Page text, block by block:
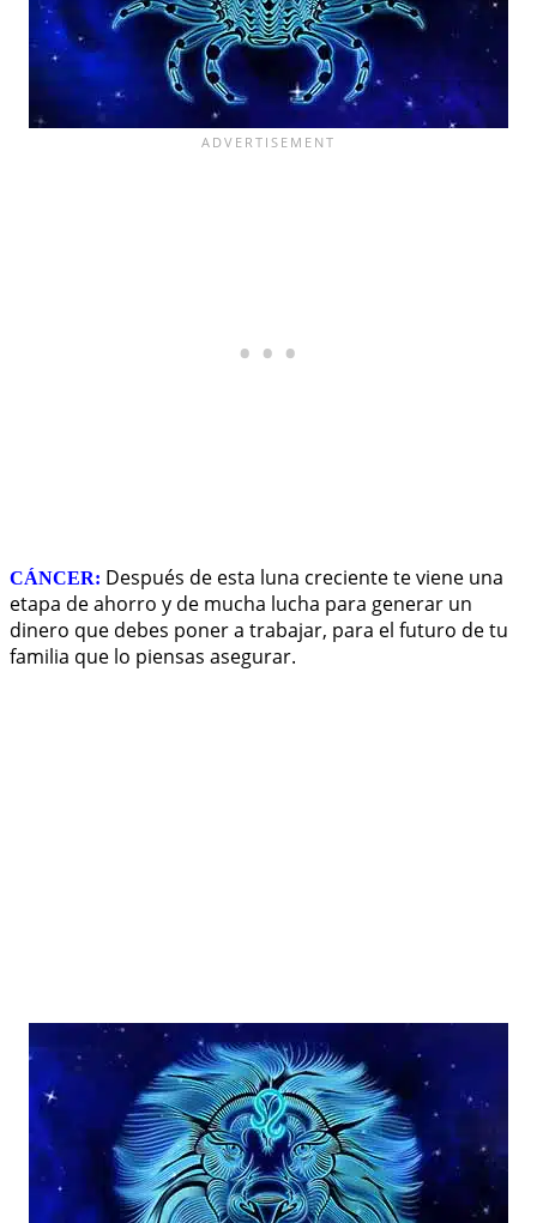
CÁNCER: Después de esta luna creciente te viene una
etapa de ahorro y de mucha lucha para generar un
dinero que debes poner a trabajar, para el futuro de tu
familia que lo piensas asegurar.